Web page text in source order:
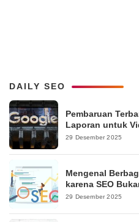
DAILY SEO
Pembaruan
Laporan untuk
29 Desember 2025
Mengenal
karena SEO
29 Desember 2025